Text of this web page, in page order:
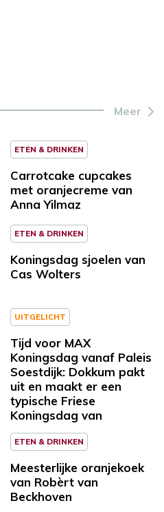
Meer
ETEN & DRINKEN
Carrotcake cupcakes
met oranjecreme van
Anna Yilmaz
ETEN & DRINKEN
Koningsdag sjoelen van
Cas Wolters
UITGELICHT
Tijd voor MAX
Koningsdag vanaf Paleis
Soestdijk: Dokkum pakt
uit en maakt er een
typische Friese
Koningsdag van
ETEN & DRINKEN
Meesterlijke oranjekoek
van Robèrt van
Beckhoven